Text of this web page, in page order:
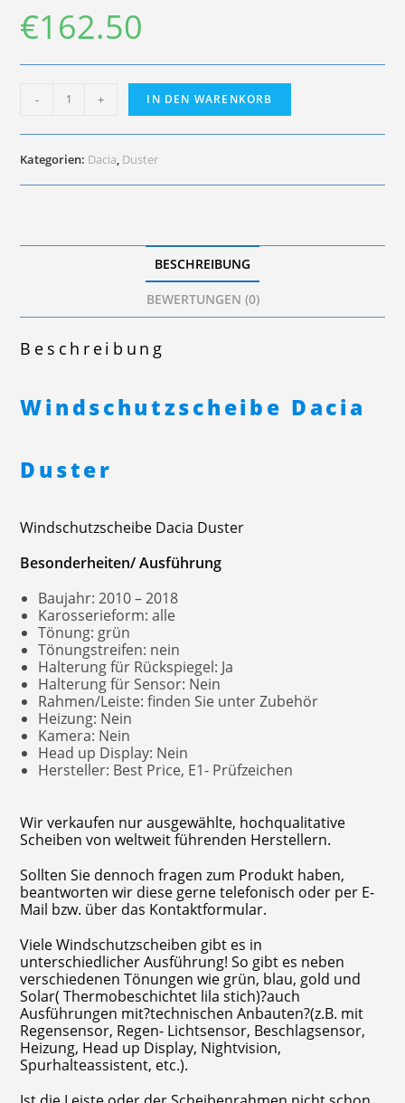
€162.50
Windschutzscheibe
Dacia
Menge
- + IN DEN WARENKORB
Kategorien: Dacia, Duster
BESCHREIBUNG
BEWERTUNGEN (0)
Beschreibung
Windschutzscheibe Dacia
Duster
Windschutzscheibe Dacia Duster
Besonderheiten/ Ausführung
Baujahr: 2010 – 2018
Karosserieform: alle
Tönung: grün
Tönungstreifen: nein
Halterung für Rückspiegel: Ja
Halterung für Sensor: Nein
Rahmen/Leiste: finden Sie unter Zubehör
Heizung: Nein
Kamera: Nein
Head up Display: Nein
Hersteller: Best Price, E1- Prüfzeichen
Wir verkaufen nur ausgewählte, hochqualitative
Scheiben von weltweit führenden Herstellern.
Sollten Sie dennoch fragen zum Produkt haben,
beantworten wir diese gerne telefonisch oder per E-
Mail bzw. über das Kontaktformular.
Viele Windschutzscheiben gibt es in
unterschiedlicher Ausführung! So gibt es neben
verschiedenen Tönungen wie grün, blau, gold und
Solar( Thermobeschichtet lila stich)?auch
Ausführungen mit?technischen Anbauten?(z.B. mit
Regensensor, Regen- Lichtsensor, Beschlagsensor,
Heizung, Head up Display, Nightvision,
Spurhalteassistent, etc.).